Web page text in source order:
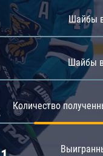
Амур
Барыс
Салават Юлаев
Шайбы
Шайбы
Количество